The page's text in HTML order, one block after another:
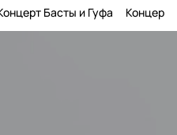
Басты и Гуфа Концерт